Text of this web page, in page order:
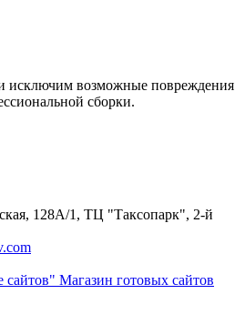
исключим возможные повреждения
сборки.
128А/1, ТЦ "Таксопарк", 2-й
сайтов" Магазин готовых сайтов